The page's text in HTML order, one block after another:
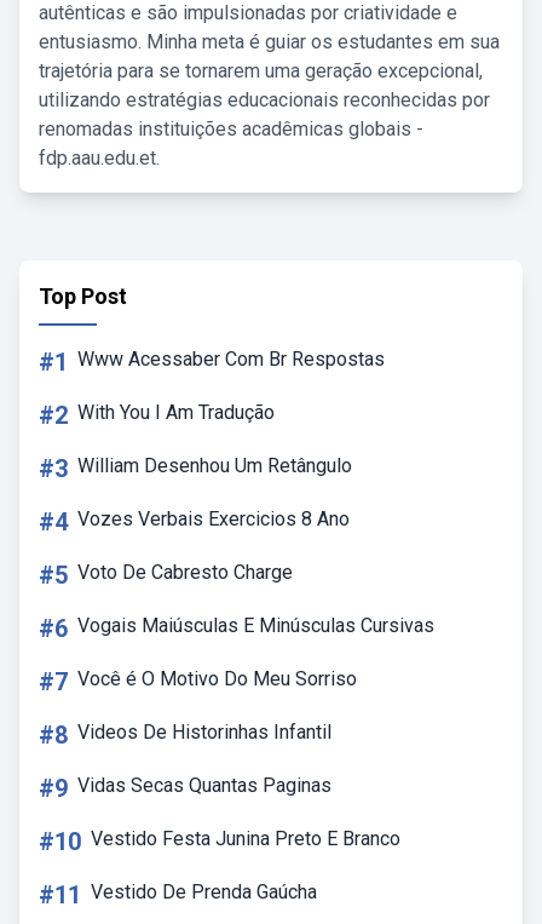
autênticas e são impulsionadas por criatividade e
entusiasmo. Minha meta é guiar os estudantes em sua
trajetória para se tornarem uma geração excepcional,
utilizando estratégias educacionais reconhecidas por
renomadas instituições acadêmicas globais -
fdp.aau.edu.et.
Top Post
#1 Www Acessaber Com Br Respostas
#2 With You I Am Tradução
#3 William Desenhou Um Retângulo
#4 Vozes Verbais Exercicios 8 Ano
#5 Voto De Cabresto Charge
#6 Vogais Maiúsculas E Minúsculas Cursivas
#7 Você é O Motivo Do Meu Sorriso
#8 Videos De Historinhas Infantil
#9 Vidas Secas Quantas Paginas
#10 Vestido Festa Junina Preto E Branco
#11 Vestido De Prenda Gaúcha